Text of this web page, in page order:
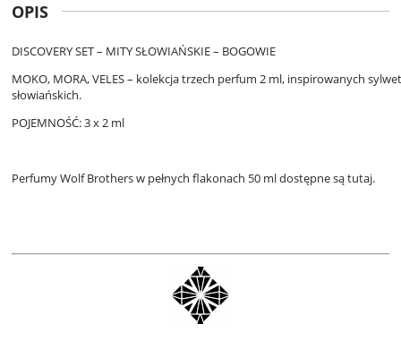
OPIS
DISCOVERY SET – MITY SŁOWIAŃSKIE – BOGOWIE
MOKO, MORA, VELES – kolekcja trzech perfum 2 ml, inspirowanych
słowiańskich.
POJEMNOŚĆ:3 x 2 ml
Perfumy Wolf Brothers w pełnych flakonach 50 ml dostępne sątutaj.